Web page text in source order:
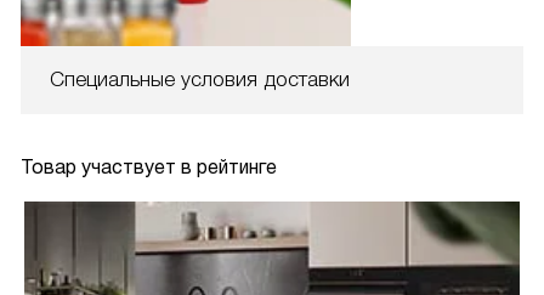
Специальные условия доставки
Товар участвует в рейтинге